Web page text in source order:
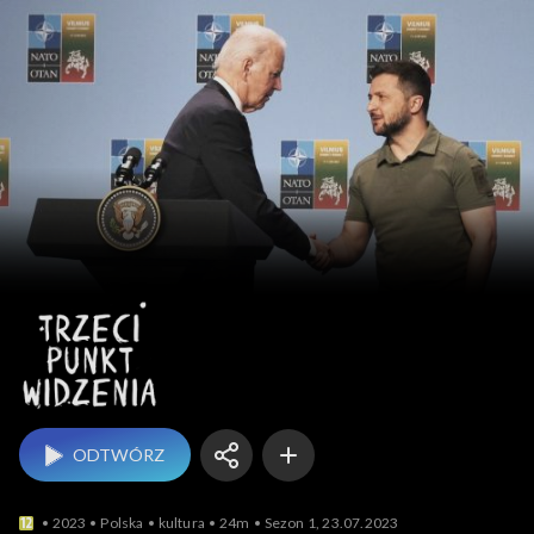
Trzeci punkt widzenia
ODTWÓRZ
2023 Polska kultura 24m Sezon 1, 23.07.2023